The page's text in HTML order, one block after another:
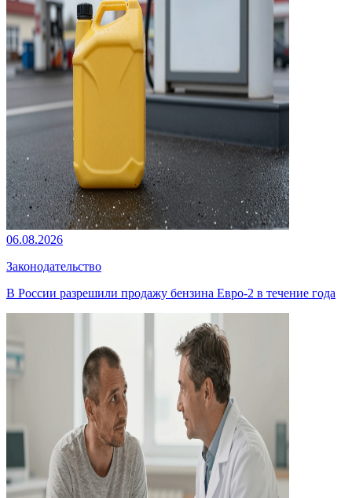
06.08.2026
Законодательство
В России разрешили продажу бензина Евро-2 в течение года